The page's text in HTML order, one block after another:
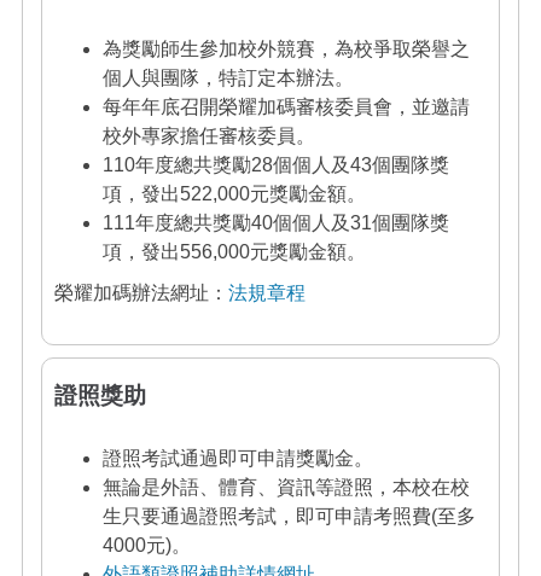
為獎勵師生參加校外競賽，為校爭取榮譽之
個人與團隊，特訂定本辦法。
每年年底召開榮耀加碼審核委員會，並邀請
校外專家擔任審核委員。
110年度總共獎勵28個個人及43個團隊獎
項，發出522,000元獎勵金額。
111年度總共獎勵40個個人及31個團隊獎
項，發出556,000元獎勵金額。
榮耀加碼辦法網址： 法規章程
證照獎助
證照考試通過即可申請獎勵金。
無論是外語、體育、資訊等證照，本校在校
生只要通過證照考試，即可申請考照費(至多
4000元)。